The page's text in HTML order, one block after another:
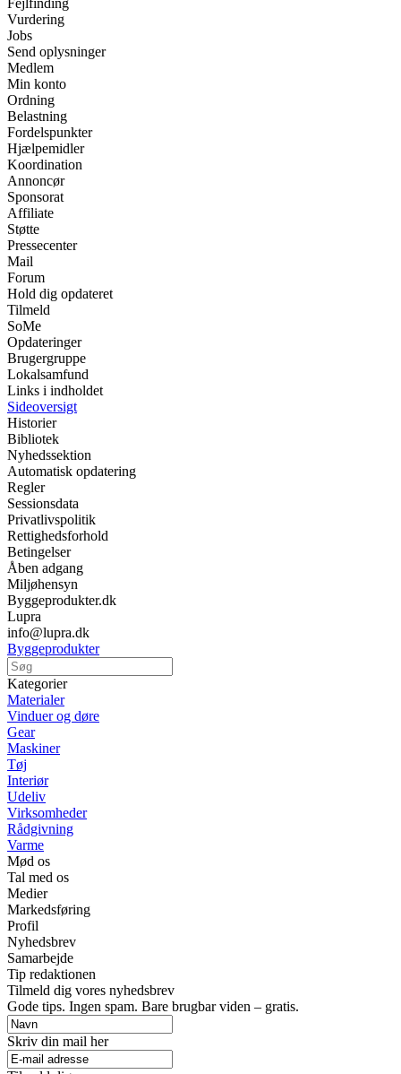
Vurdering
Jobs
Send oplysninger
Medlem
Min konto
Ordning
Belastning
Fordelspunkter
Hjælpemidler
Koordination
Annoncør
Sponsorat
Affiliate
Støtte
Pressecenter
Mail
Forum
Hold dig opdateret
Tilmeld
SoMe
Opdateringer
Brugergruppe
Lokalsamfund
Links i indholdet
Sideoversigt
Historier
Bibliotek
Nyhedssektion
Automatisk opdatering
Regler
Sessionsdata
Privatlivspolitik
Rettighedsforhold
Betingelser
Åben adgang
Miljøhensyn
Byggeprodukter.dk
Lupra
info@lupra.dk
Byggeprodukter
Kategorier
Materialer
Vinduer og døre
Gear
Maskiner
Tøj
Interiør
Udeliv
Virksomheder
Rådgivning
Varme
Mød os
Tal med os
Medier
Markedsføring
Profil
Nyhedsbrev
Samarbejde
Tip redaktionen
Tilmeld dig vores nyhedsbrev
Gode tips. Ingen spam. Bare brugbar viden – gratis.
Skriv din mail her